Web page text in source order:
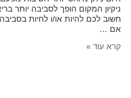
ניקיון המקום הופך לסביבה יותר
חשוב לכם להיות או/ו לחיות
אם …
קרא עוד »